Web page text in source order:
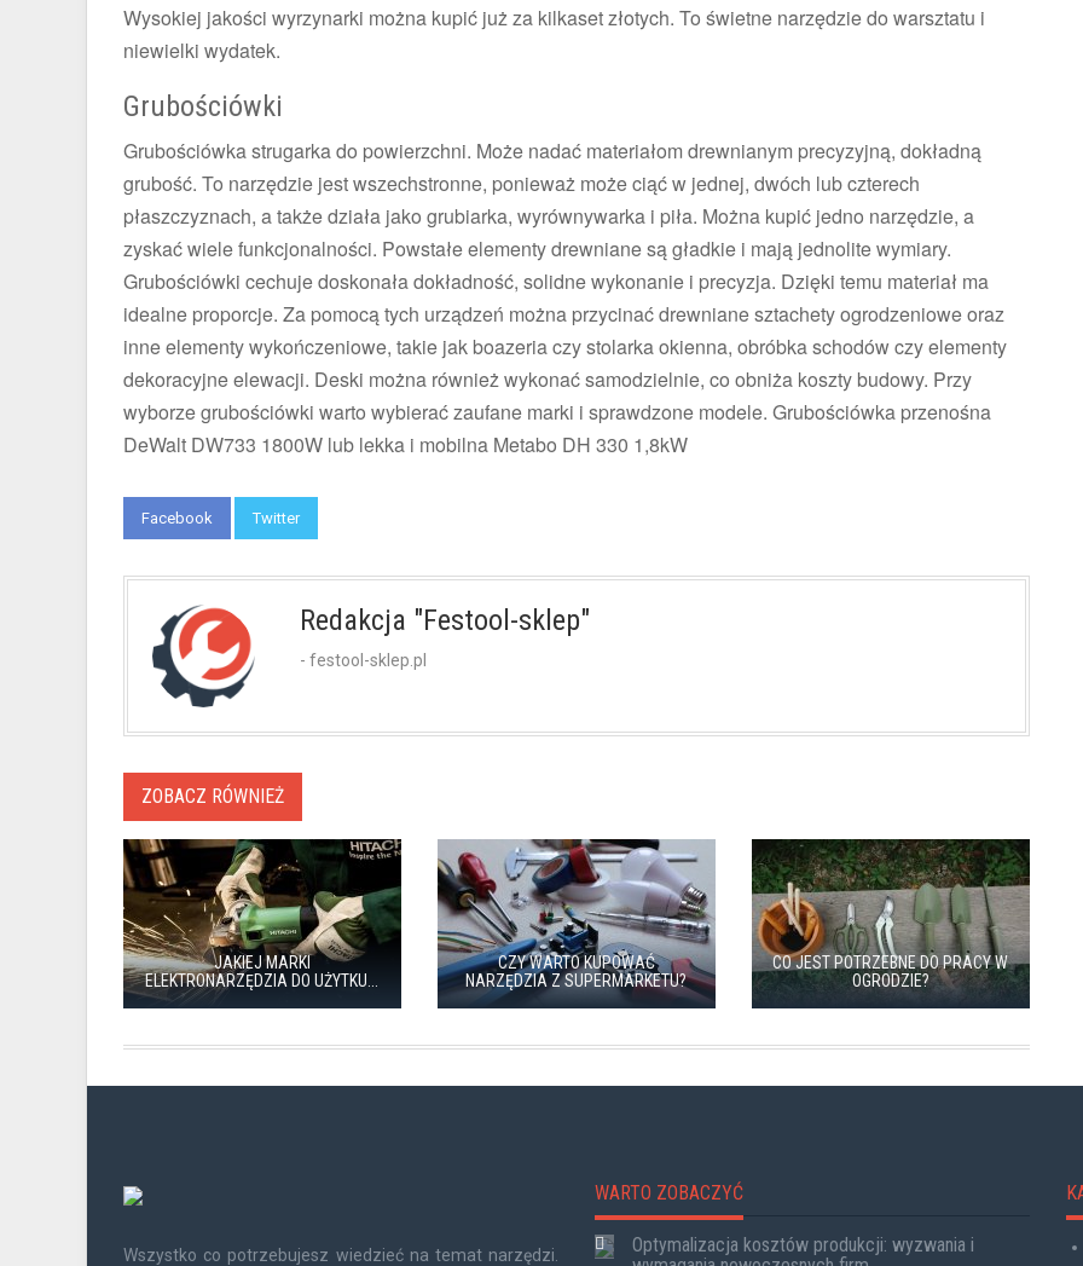
Wysokiej jakości wyrzynarki można kupić już za kilkaset złotych. To świetne narzędzie do warsztatu i
niewielki wydatek.
Grubościówki
Grubościówkastrugarka do powierzchni. Może nadać materiałom drewnianym precyzyjną, dokładną
grubość. To narzędzie jest wszechstronne, ponieważ może ciąć w jednej, dwóch lub czterech
płaszczyznach, a także działa jako grubiarka, wyrównywarka i piła. Można kupić jedno narzędzie, a
zyskać wiele funkcjonalności. Powstałe elementy drewniane są gładkie i mają jednolite wymiary.
Grubościówki cechuje doskonała dokładność, solidne wykonanie i precyzja. Dzięki temu materiał ma
idealne proporcje. Za pomocą tych urządzeń można przycinać drewniane sztachety ogrodzeniowe oraz
inne elementy wykończeniowe, takie jak boazeria czy stolarka okienna, obróbka schodów czy elementy
dekoracyjne elewacji. Deski można również wykonać samodzielnie, co obniża koszty budowy. Przy
wyborze grubościówki warto wybierać zaufane marki i sprawdzone modele. Grubościówka przenośna
DeWalt DW733 1800W lub lekka i mobilna Metabo DH 330 1,8kW
Facebook Twitter
Redakcja "Festool-sklep"
- festool-sklep.pl
ZOBACZ RÓWNIEŻ
JAKIEJ MARKI
ELEKTRONARZĘDZIA DO UŻYTKU...
CZY WARTO KUPOWAĆ
NARZĘDZIA Z SUPERMARKETU?
CO JEST POTRZEBNE DO PRACY W
OGRODZIE?
Wszystko co potrzebujesz wiedzieć na temat narzędzi.
WARTO ZOBACZYĆ
Optymalizacja kosztów produkcji: wyzwania i